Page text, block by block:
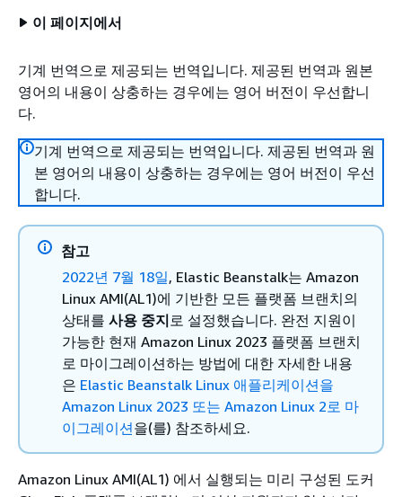
이 페이지에서
기계 번역으로 제공되는 번역입니다. 제공된 번역과 원본
영어의 내용이 상충하는 경우에는 영어 버전이 우선합니
다.
기계 번역으로 제공되는 번역입니다. 제공된 번역과 원
본 영어의 내용이 상충하는 경우에는 영어 버전이 우선
합니다.
참고
2022년 7월 18일, Elastic Beanstalk는 Amazon
Linux AMI(AL1)에 기반한 모든 플랫폼 브랜치의
상태를 사용 중지로 설정했습니다. 완전 지원이
가능한 현재 Amazon Linux 2023 플랫폼 브랜치
로 마이그레이션하는 방법에 대한 자세한 내용
은 Elastic Beanstalk Linux 애플리케이션을
Amazon Linux 2023 또는 Amazon Linux 2로 마
이그레이션을(를) 참조하세요.
Amazon Linux AMI(AL1) 에서 실행되는 미리 구성된 도커